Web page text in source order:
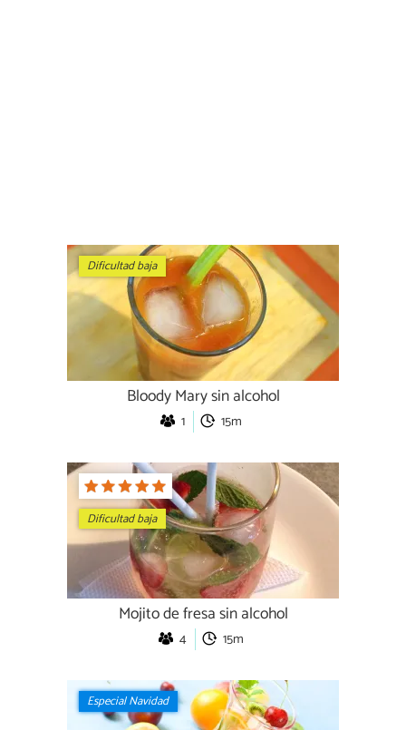
Dificultad baja
Bloody Mary sin alcohol
1 15m
Dificultad baja
Mojito de fresa sin alcohol
4 15m
Especial Navidad